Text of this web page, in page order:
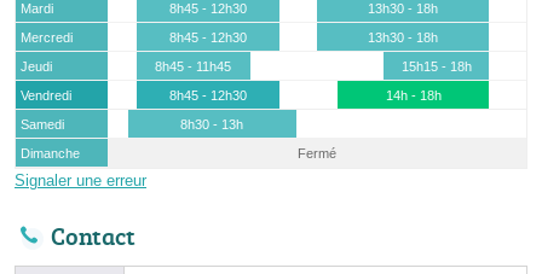
Mardi
8h45 - 12h30
13h30 - 18h
Mercredi
8h45 - 12h30
13h30 - 18h
Jeudi
8h45 - 11h45
15h15 - 18h
Vendredi
8h45 - 12h30
14h - 18h
Samedi
8h30 - 13h
Dimanche
Fermé
Signaler une erreur
Contact